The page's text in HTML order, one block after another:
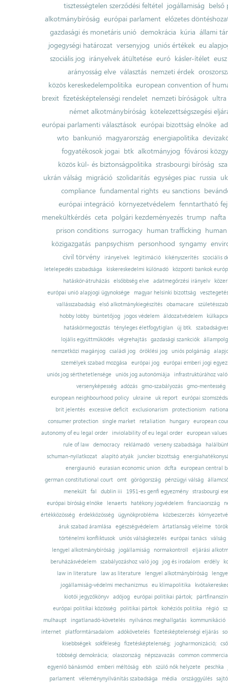
tisztességtelen szerződési feltétel jogállamiság belső
alkotmánybíróság európai parlament előzetes
gazdasági és monetáris unió demokrácia kúria állami
jogegységi határozat versenyjog uniós értékek eu
szociális jog irányelvek átültetése euró kásler-ítélet
arányosság elve választás nemzeti érdek
közös kereskedelempolitika european convention of
brexit fizetésképtelenségi rendelet nemzeti bíróságok ultra
német alkotmánybíróság kötelezettségszegési
európai parlamenti választások európai bizottság elnöke
wto bankunió magyarország energiapolitika
fogyatékosok jogai btk alkotmányjog fővárosi
közös kül- és biztonságpolitika strasbourgi bíróság
ukrán válság migráció szolidaritás egységes piac russia
compliance fundamental rights eu sanctions
európai integráció környezetvédelem fenntartható
menekültkérdés ceta polgári kezdeményezés trump nafta
prison conditions surrogacy human trafficking
közigazgatás panpsychism personhood syngamy
civil törvény
irányelvek legitimáció kikényszerítés szociális
letelepedés szabadsága
kiskereskedelmi különadó
központi bankok
hatáskör-átruházás
elsőbbség elve adatmegőrzési irányelv
európai unió alapjogi ügynoksége
magyar helsinki bizottság
vesztegetés
vallásszabadság
első alkotmánykiegészítés obamacare
hobby lobby
büntetőjog jogos védelem áldozatvédelem
hatáskörmegosztás tényleges életfogytiglan új btk.
lojális együttműködés
végrehajtás gazdasági szankciók
nemzetközi magánjog
családi jog öröklési jog uniós polgárság
személyek szabad mozgása
európai jog európai emberi jogi
uniós jog sérthetetlensége uniós jog autonómiája
infrastruktúrához
versenyképesség adózás gmo-szabályozás gmo-mentesség
european neighbourhood policy
ukraine uk report
európai
brit jelentés excessive deficit exclusionarism protectionism
consumer protection
single market retaliation hungary
european
autonomy of eu legal order
inviolability of eu legal order
european values
rule of law
democracy reklámadó verseny szabadsága
schuman-nyilatkozat alapító atyák juncker bizottság
energiaunió eurasian economic union dcfta
european central
german constitutional court
omt görögország pénzügyi válság
menekült
fal dublin iii 1951-es genfi egyezmény
strasbourgi
európai bíróság elnöke
lenaerts hatékony jogvédelem franciaország
értékközösség
érdekközösség ügynökprobléma közbeszerzés
áruk szabad áramlása
egészségvédelem ártatlanság vélelme
történelmi konfliktusok uniós válságkezelés európai tanács válság
lengyel alkotmánybíróság
jogállamiság normakontroll
eljárási
beruházásvédelem
szabályozáshoz való jog jog és irodalom erdély
law in literature
law as literature lengyel alkotmánybíróság
jogállamiság-védelmi mechanizmus
eu klímapolitika
kiotói jegyzőkönyv adójog európai politikai pártok;
európai politikai közösség
politikai pártok kohéziós politika régió
mulhaupt
ingatlanadó-követelés nyilvános meghallgatás
kommunikáció
internet
platformtársadalom adókövetelés fizetésképtelenségi eljárás
kisebbségek sokféleség fizetésképtelenség; jogharmonizáció;
többségi demokrácia; olaszország népszavazás common
egyenlő bánásmód emberi méltóság ebh szülő nők helyzete
peschka
parlament
véleménynyilvánítás szabadsága média országgyűlés